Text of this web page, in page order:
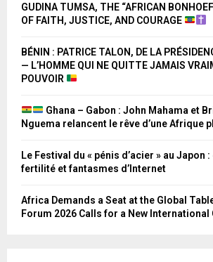
GUDINA TUMSA, THE “AFRICAN
OF FAITH, JUSTICE, AND COURAGE
BÉNIN : PATRICE TALON, DE LA
— L’HOMME QUI NE QUITTE JAMAIS
POUVOIR
Ghana – Gabon : John Mahama et
Nguema relancent le rêve d’une Afrique
Le Festival du « pénis d’acier » au Japon
fertilité et fantasmes d’Internet
Africa Demands a Seat at the Global
Forum 2026 Calls for a New International